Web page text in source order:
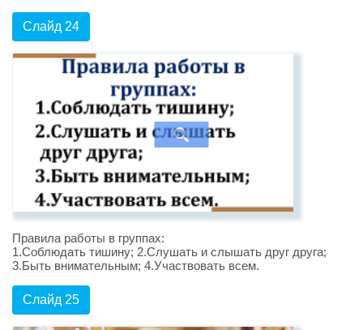
Слайд 24
Правила работы в группах:
1.Соблюдать тишину; 2.Слушать и слышать друг друга;
3.Быть внимательным; 4.Участвовать всем.
Слайд 25